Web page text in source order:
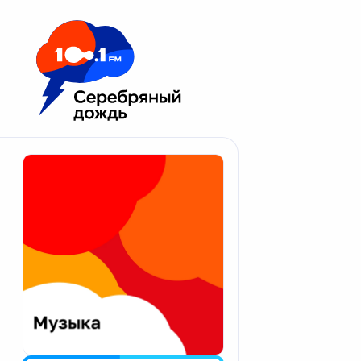
Москва 100.1 FM
Апатиты
Екатеринбург
Калининград
Калуга